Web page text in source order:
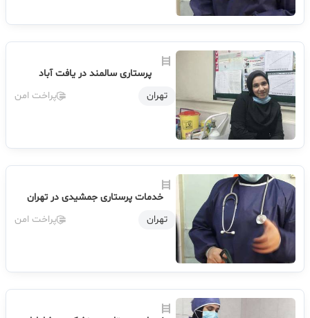
پرستاری سالمند در یافت آباد
تهران
پراخت امن
خدمات پرستاری جمشیدی در تهران
تهران
پراخت امن